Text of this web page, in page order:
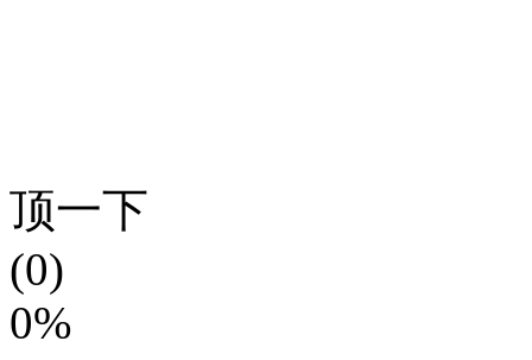
顶一下
(0)
0%